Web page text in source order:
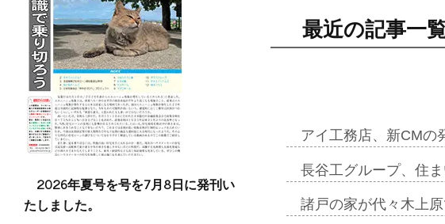
最近の記事一
アイ工務店、新CM
長谷工グループ、住
諸戸の家が代々木上
2026年夏号を号を7月8日に発刊い
たしました。